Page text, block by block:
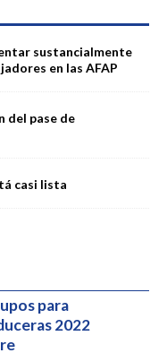
sustancialmente
en las AFAP
del pase de
casi lista
para
2022